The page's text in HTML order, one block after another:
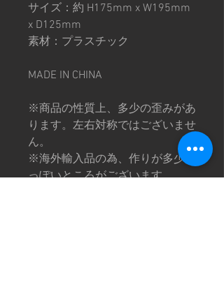
サイズ：約 H175mm x W195mm
x D125mm
素材：プラスチック
MADE IN CHINA
※商品の性質上、多少の歪みがあ
ります。左右対称ではございませ
ん。
※海外輸入品の為、作りが多少荒
っぽいところがございます。